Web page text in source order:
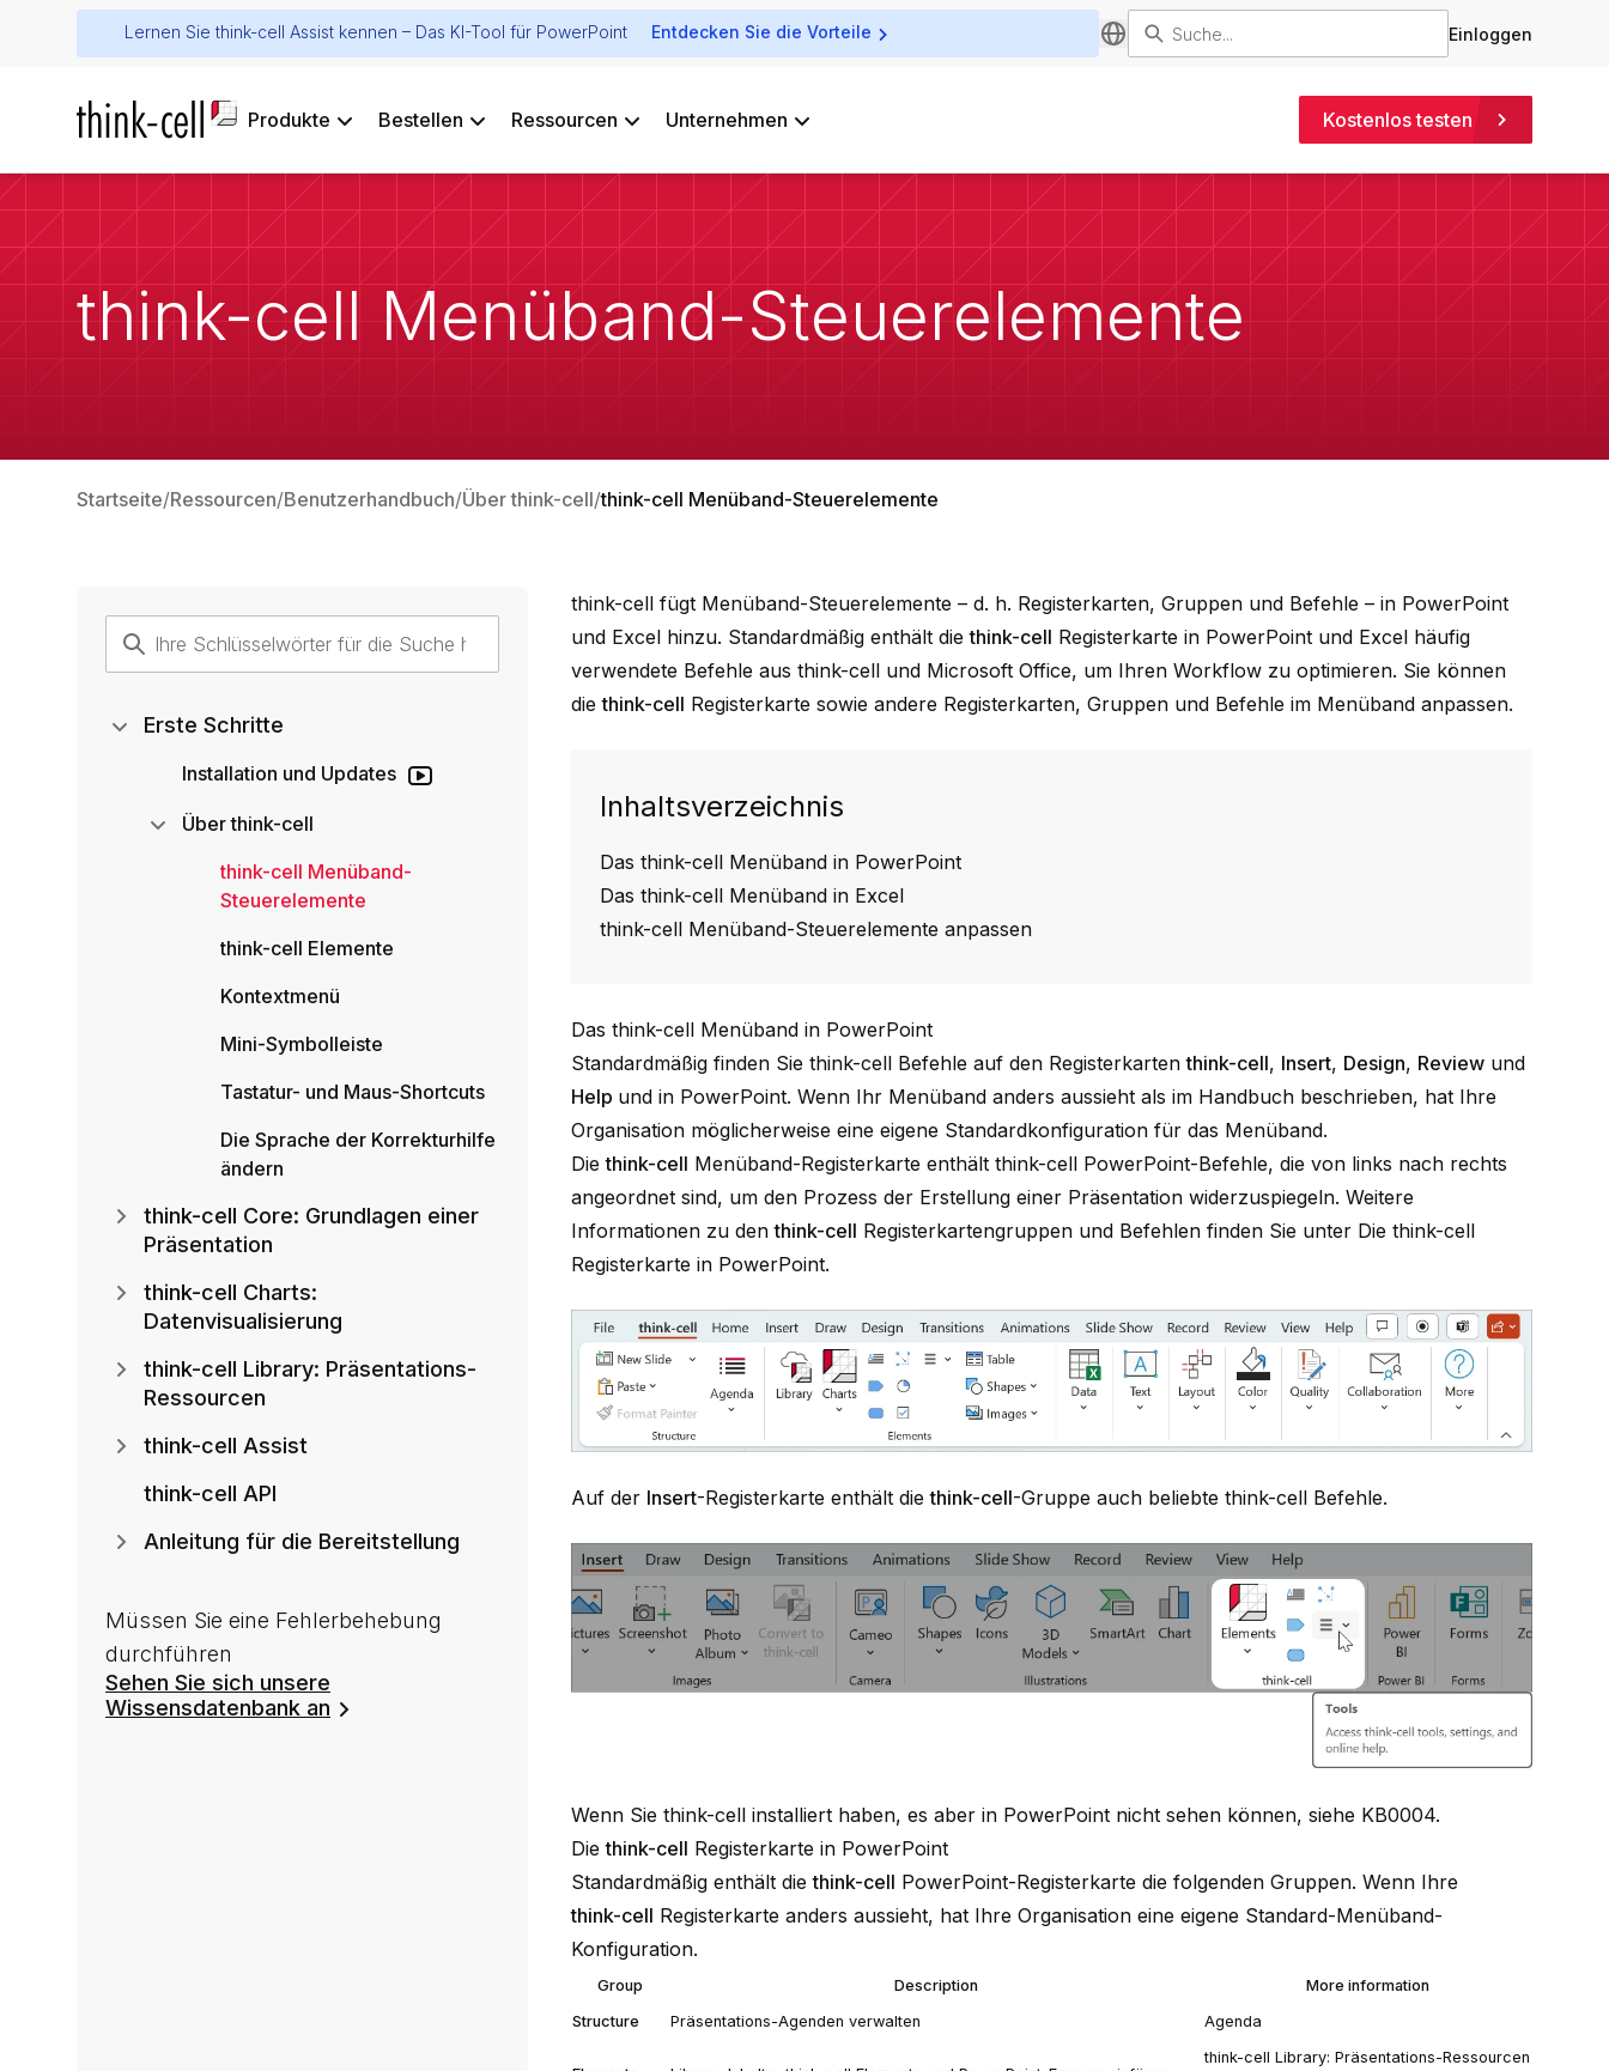
Lernen Sie think-cell Assist kennen – Das KI-Tool für PowerPoint Entdecken Sie die Vorteile Einloggen
Produkte Bestellen Ressourcen Unternehmen Kostenlos testen
think-cell Menüband-Steuerelemente
Startseite Ressourcen Benutzerhandbuch Über think-cell think-cell Menüband-Steuerelemente
think-cell fügt Menüband-Steuerelemente – d. h. Registerkarten, Gruppen und Befehle – in PowerPoint
und Excel hinzu. Standardmäßig enthält diethink-cell Registerkarte in PowerPoint und Excel häufig
verwendete Befehle austhink-cell und Microsoft Office, um Ihren Workflow zu optimieren. Sie können
diethink-cell Registerkarte sowie andere Registerkarten, Gruppen und Befehle im Menüband anpassen.
Inhaltsverzeichnis
Das think-cell Menüband in PowerPoint
Das think-cell Menüband in Excel
think-cell Menüband-Steuerelemente anpassen
Das think-cell Menüband in PowerPoint
Standardmäßig finden Siethink-cell Befehle auf den Registerkartenthink-cell, Insert, Design, Review und
Help und in PowerPoint. Wenn Ihr Menüband anders aussieht als im Handbuch beschrieben, hat Ihre
Organisation möglicherweise eine eigene Standardkonfiguration für das Menüband.
Diethink-cell Menüband-Registerkarte enthältthink-cell PowerPoint-Befehle, die von links nach rechts
angeordnet sind, um den Prozess der Erstellung einer Präsentation widerzuspiegeln. Weitere
Informationen zu denthink-cell Registerkartengruppen und Befehlen finden Sie unter Die think-cell
Registerkarte in PowerPoint.
Auf der Insert-Registerkarte enthält diethink-cell-Gruppe auch beliebtethink-cell Befehle.
Wenn Siethink-cell installiert haben, es aber in PowerPoint nicht sehen können, siehe KB0004.
Diethink-cell Registerkarte in PowerPoint
Standardmäßig enthält diethink-cell PowerPoint-Registerkarte die folgenden Gruppen. Wenn Ihre
think-cell Registerkarte anders aussieht, hat Ihre Organisation eine eigene Standard-Menüband-
Konfiguration.
Group Description
More information
Structure
Präsentations-Agenden verwalten Agenda
think-cell Library: Präsentations-Ressourcen
Erste Schritte
Installation und Updates
Über think-cell
think-cell Menüband-
Steuerelemente
think-cell Elemente
Kontextmenü
Mini-Symbolleiste
Tastatur- und Maus-Shortcuts
Die Sprache der Korrekturhilfe
ändern
think-cell Core: Grundlagen einer
Präsentation
think-cell Charts:
Datenvisualisierung
think-cell Library: Präsentations-
Ressourcen
think-cell Assist
think-cell API
Anleitung für die Bereitstellung
Müssen Sie eine Fehlerbehebung
durchführen
Sehen Sie sich unsere
Wissensdatenbank an